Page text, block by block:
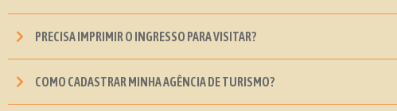
PRECISA IMPRIMIR O INGRESSO PARA VISITAR?
COMO CADASTRAR MINHA AGÊNCIA DE TURISMO?